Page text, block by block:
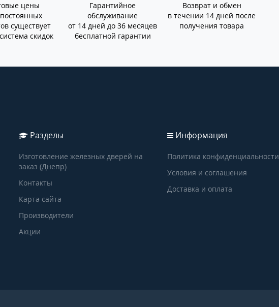
цены
существует
скидок
Гарантийное
обслуживание
от 14 дней до 36 месяцев
бесплатной гарантии
Возврат и обмен
в течении 14 дней после
получения товара
Разделы
Изготовление железных дверей на
заказ (Днепр)
Контакты
Карта сайта
Производители
Акции
Информация
Политика конфиденциальности
Условия и соглашения
Доставка и оплата